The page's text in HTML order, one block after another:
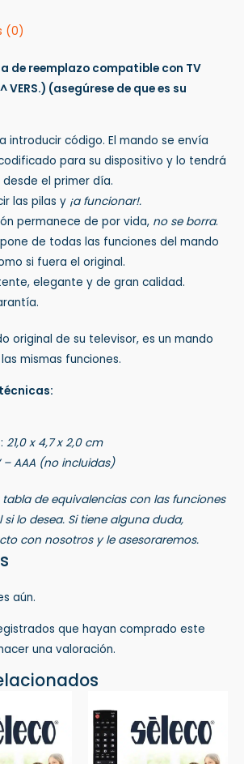
(0)
de reemplazo compatible con TV
VERS.) (asegúrese de que es su
introducir código. El mando se envía
para su dispositivo y lo tendrá
el primer día.
las pilas y ¡a funcionar!.
permanece de por vida, no se borra.
de todas las funciones del mando
si fuera el original.
elegante y de gran calidad.
original de su televisor, es un mando
mismas funciones.
21,0 x 4,7 x 2,0 cm
– AAA (no incluidas)
tabla de equivalencias con las funciones
lo desea. Si tiene alguna duda,
con nosotros y le asesoraremos.
aún.
que hayan comprado este
una valoración.